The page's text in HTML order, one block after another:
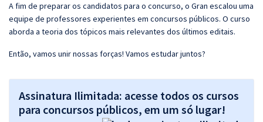
A fim de preparar os candidatos para o concurso, o Gran escalou uma
equipe de professores experientes em concursos públicos. O curso
aborda a teoria dos tópicos mais relevantes dos últimos editais.
Então, vamos unir nossas forças! Vamos estudar juntos?
Assinatura Ilimitada: acesse todos os cursos
para concursos públicos, em um só lugar!